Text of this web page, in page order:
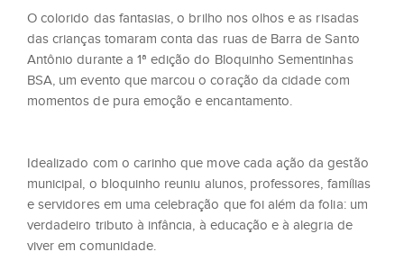
O colorido das fantasias, o brilho nos olhos e as risadas
das crianças tomaram conta das ruas de Barra de Santo
Antônio durante a 1ª edição do Bloquinho Sementinhas
BSA, um evento que marcou o coração da cidade com
momentos de pura emoção e encantamento.
Idealizado com o carinho que move cada ação da gestão
municipal, o bloquinho reuniu alunos, professores, famílias
e servidores em uma celebração que foi além da folia: um
verdadeiro tributo à infância, à educação e à alegria de
viver em comunidade.